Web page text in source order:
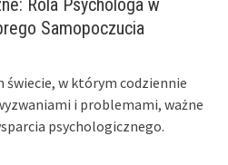
Rola Psychologa w
Samopoczucia
świecie, w którym codziennie
i problemami, ważne
psychologicznego.